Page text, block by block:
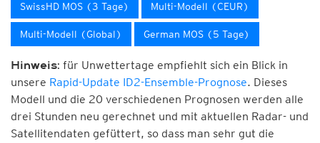
SwissHD MOS (3 Tage) Multi-Modell (CEUR)
Multi-Modell (Global) German MOS (5 Tage)
Hinweis: für Unwettertage empfiehlt sich ein Blick in
unsere Rapid-Update ID2-Ensemble-Prognose. Dieses
Modell und die 20 verschiedenen Prognosen werden alle
drei Stunden neu gerechnet und mit aktuellen Radar- und
Satellitendaten gefüttert, so dass man sehr gut die